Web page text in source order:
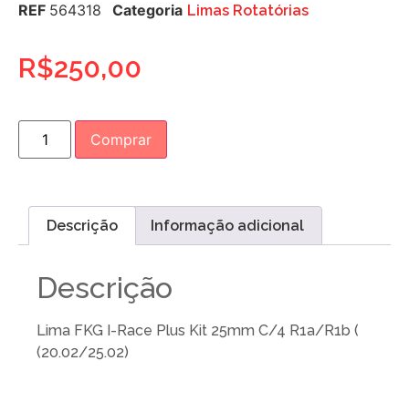
REF 564318 Categoria Limas Rotatórias
R$250,00
Comprar
Descrição Informação adicional
Descrição
Lima FKG I-Race Plus Kit 25mm C/4 R1a/R1b (
(20.02/25.02)